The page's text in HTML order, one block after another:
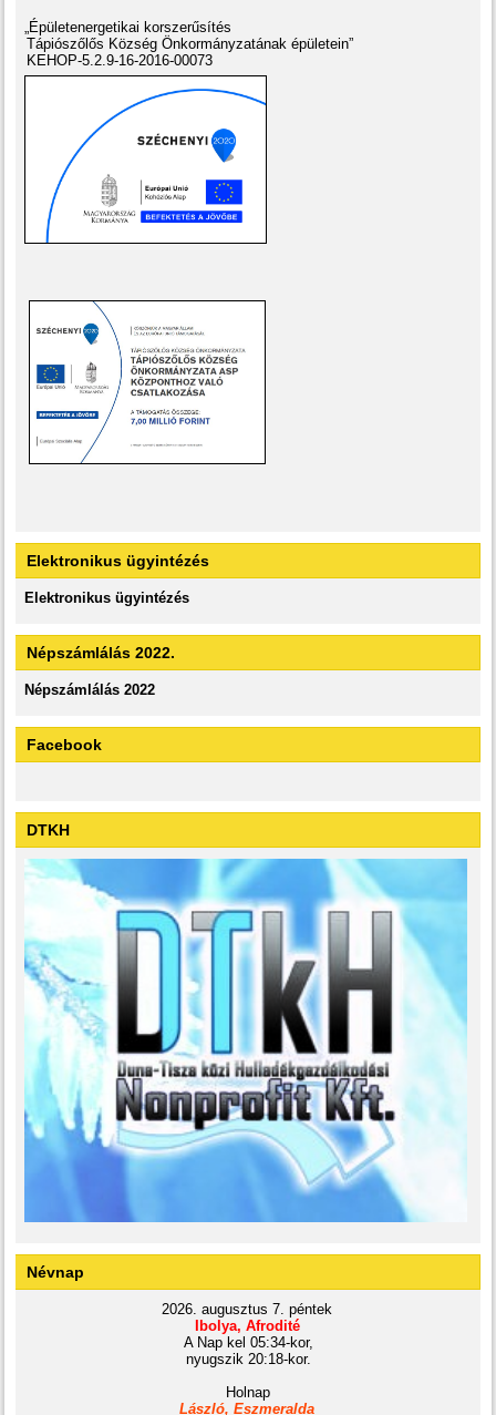
„Épületenergetikai korszerűsítés
Tápiószőlős Község Önkormányzatának épületein”
KEHOP-5.2.9-16-2016-00073
Elektronikus ügyintézés
Elektronikus ügyintézés
Népszámlálás 2022.
Népszámlálás 2022
Facebook
DTKH
Névnap
2026. augusztus 7. péntek
Ibolya, Afrodité
A Nap kel 05:34-kor,
nyugszik 20:18-kor.
Holnap
László, Eszmeralda